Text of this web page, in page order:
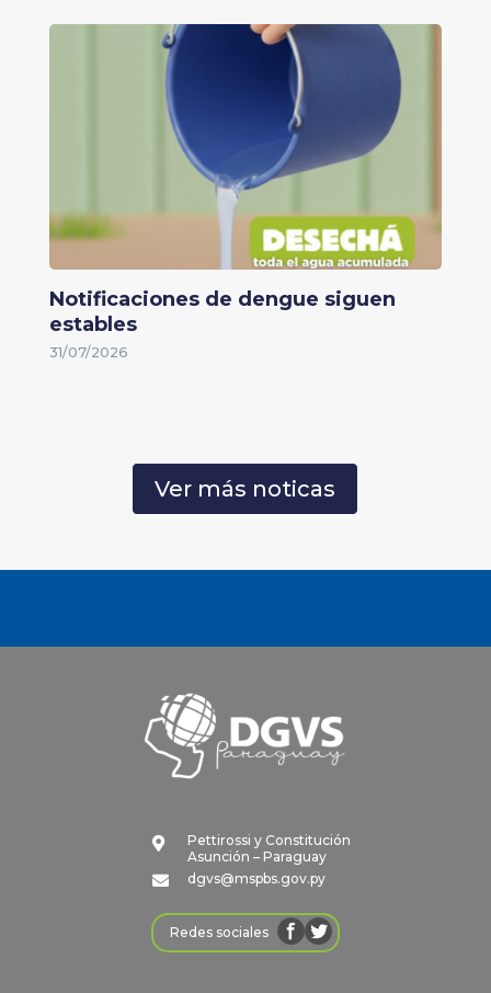
Notificaciones de dengue siguen
estables
31/07/2026
Ver más noticas

Pettirossi y Constitución
Asunción – Paraguay

dgvs@mspbs.gov.py
Redes sociales